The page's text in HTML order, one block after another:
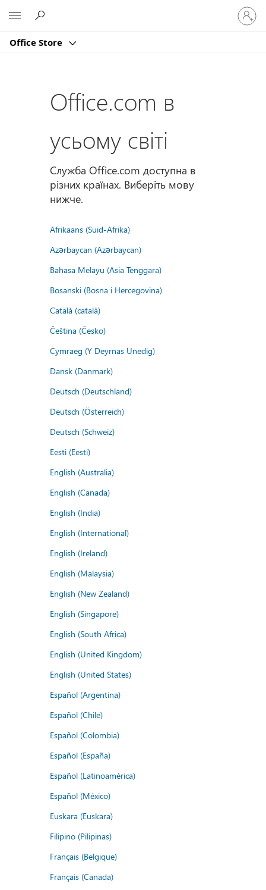
Office Store
свій
запис
Office.com в
усьому світі
Служба Office.com доступна в
різних країнах. Виберіть мову
нижче.
Afrikaans (Suid-Afrika)
Azərbaycan (Azərbaycan)
Bahasa Melayu (Asia Tenggara)
Bosanski (Bosna i Hercegovina)
Català (català)
Čeština (Česko)
Cymraeg (Y Deyrnas Unedig)
Dansk (Danmark)
Deutsch (Deutschland)
Deutsch (Österreich)
Deutsch (Schweiz)
Eesti (Eesti)
English (Australia)
English (Canada)
English (India)
English (International)
English (Ireland)
English (Malaysia)
English (New Zealand)
English (Singapore)
English (South Africa)
English (United Kingdom)
English (United States)
Español (Argentina)
Español (Chile)
Español (Colombia)
Español (España)
Español (Latinoamérica)
Español (México)
Euskara (Euskara)
Filipino (Pilipinas)
Français (Belgique)
Français (Canada)